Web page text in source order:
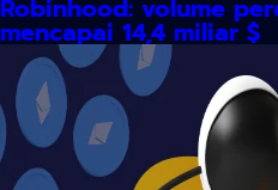
Robinhood: volume
mencapai 14,4 miliar $